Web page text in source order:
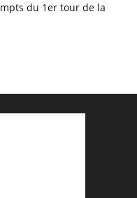
du 1er tour de la